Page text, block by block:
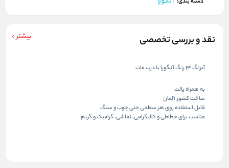
نقد و بررسی تخصصی بیشتر
آبرنگ 24 رنگ آنگورا با درب مات
به همراه پالت
ساخت کشور آلمان
قابل استفاده روی هر سطحی حتی چوب و سنگ
مناسب برای خطاطی و کالیگرافی، نقاشی، گرافیک و گریم